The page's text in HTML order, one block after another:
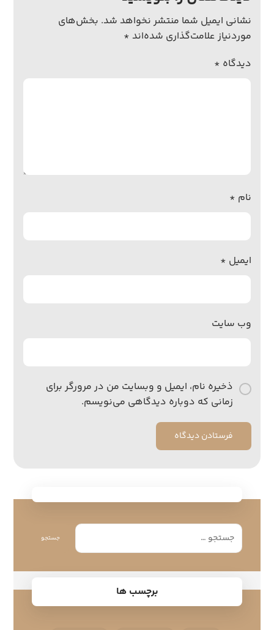
نشانی ایمیل شما منتشر نخواهد شد. بخش‌های
موردنیاز علامت‌گذاری شده‌اند *
دیدگاه *
نام *
ایمیل *
وب‌ سایت
ذخیره نام، ایمیل و وبسایت من در مرورگر برای
زمانی که دوباره دیدگاهی می‌نویسم.
فرستادن دیدگاه
جستجو
برچسب ها